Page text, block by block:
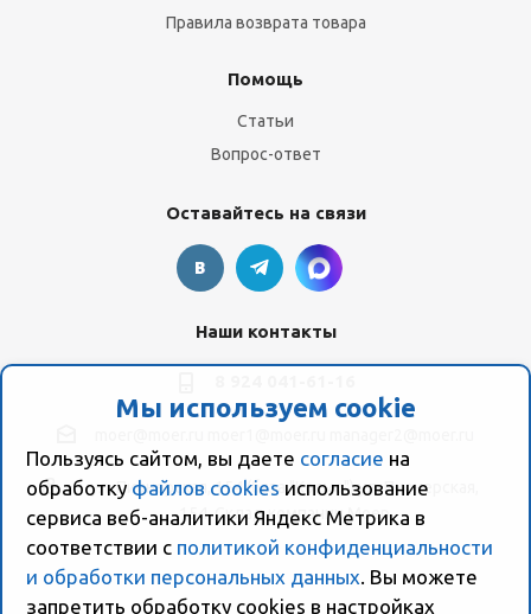
Мы используем cookie
Пользуясь сайтом, вы даете согласие на
обработку файлов cookies использование
сервиса веб-аналитики Яндекс Метрика в
соответствии с политикой конфиденциальности
и обработки персональных данных. Вы можете
запретить обработку сookies в настройках
Правила возврата товара
Помощь
Статьи
Вопрос-ответ
Оставайтесь на связи
Наши контакты
ул. Пионерская, 154 (база "Космо") ул. Пионерская,
154, Склад компании Моер